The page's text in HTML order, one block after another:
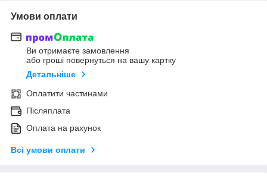
Умови оплати
Ви отримаєте замовлення
або гроші повернуться на вашу картку
Детальніше
Оплатити частинами
Післяплата
Оплата на рахунок
Всі умови оплати